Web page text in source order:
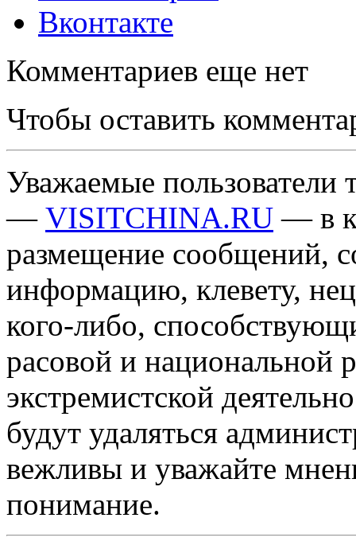
Вконтакте
Комментариев еще нет
Чтобы оставить
Уважаемые пользователи
— VISITCHINA.RU — в
размещение сообщений,
информацию, клевету,
кого-либо,
расовой и национальной
экстремистской
будут удаляться
вежливы и уважайте
понимание.